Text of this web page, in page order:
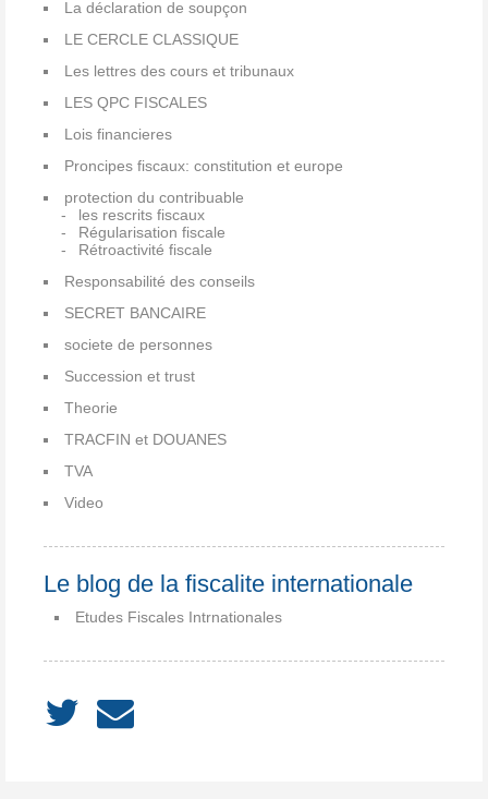
La déclaration de soupçon
LE CERCLE CLASSIQUE
Les lettres des cours et tribunaux
LES QPC FISCALES
Lois financieres
Proncipes fiscaux: constitution et europe
protection du contribuable
les rescrits fiscaux
Régularisation fiscale
Rétroactivité fiscale
Responsabilité des conseils
SECRET BANCAIRE
societe de personnes
Succession et trust
Theorie
TRACFIN et DOUANES
TVA
Video
Le blog de la fiscalite internationale
Etudes Fiscales Intrnationales